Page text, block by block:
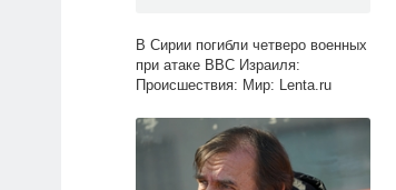
В Сирии погибли четверо военных
при атаке ВВС Израиля:
Происшествия: Мир: Lenta.ru